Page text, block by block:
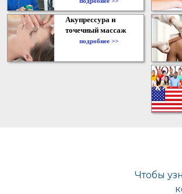
Акупрессура и
точечный массаж
подробнее >>